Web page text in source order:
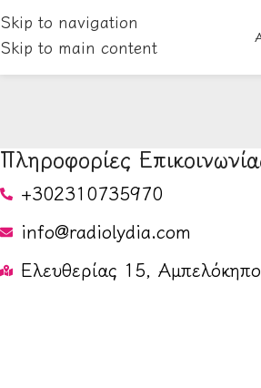
Skip to navigation
Skip to main content
Πληροφορίες
+302310735970
info@radiolydia.com
Ελευθερίας 15,